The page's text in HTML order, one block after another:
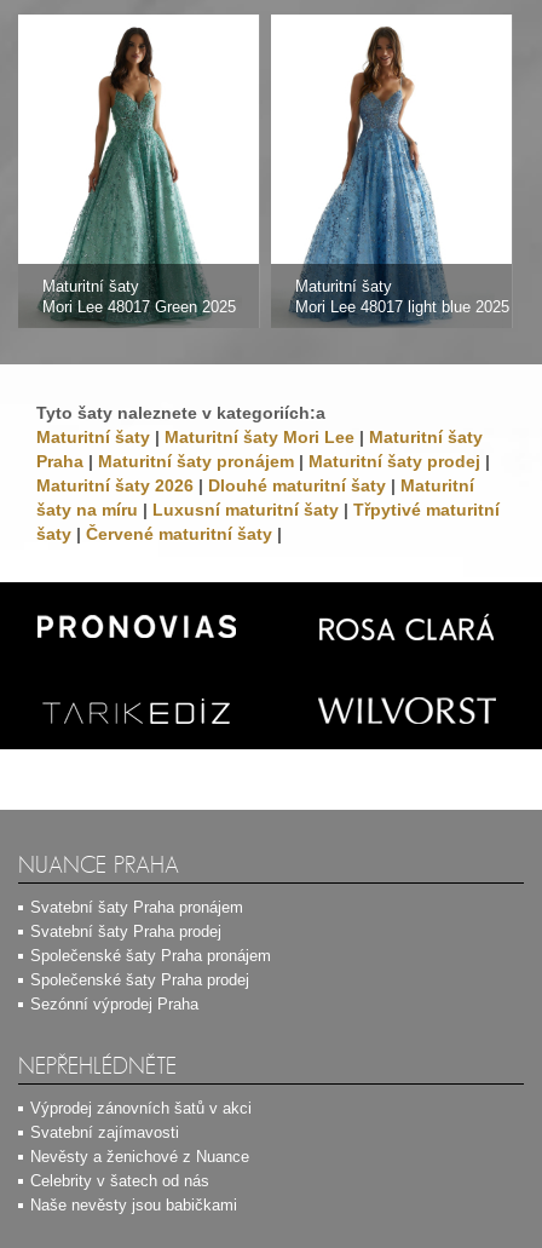
Maturitní šaty
Mori Lee 48017 Green 2025
Maturitní šaty
Mori Lee 48017 light blue 2025
Tyto šaty naleznete v kategoriích:a
Maturitní šaty | Maturitní šaty Mori Lee | Maturitní šaty
Praha | Maturitní šaty pronájem | Maturitní šaty prodej |
Maturitní šaty 2026 | Dlouhé maturitní šaty | Maturitní
šaty na míru | Luxusní maturitní šaty | Třpytivé maturitní
šaty | Červené maturitní šaty |
NUANCE PRAHA
Svatební šaty Praha pronájem
Svatební šaty Praha prodej
Společenské šaty Praha pronájem
Společenské šaty Praha prodej
Sezónní výprodej Praha
NEPŘEHLÉDNĚTE
Výprodej zánovních šatů v akci
Svatební zajímavosti
Nevěsty a ženichové z Nuance
Celebrity v šatech od nás
Naše nevěsty jsou babičkami